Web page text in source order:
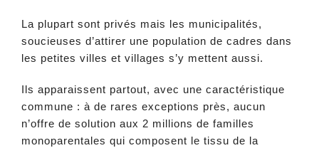
La plupart sont privés mais les municipalités,
soucieuses d’attirer une population de cadres dans
les petites villes et villages s’y mettent aussi.
Ils apparaissent partout, avec une caractéristique
commune : à de rares exceptions près, aucun
n’offre de solution aux 2 millions de familles
monoparentales qui composent le tissu de la